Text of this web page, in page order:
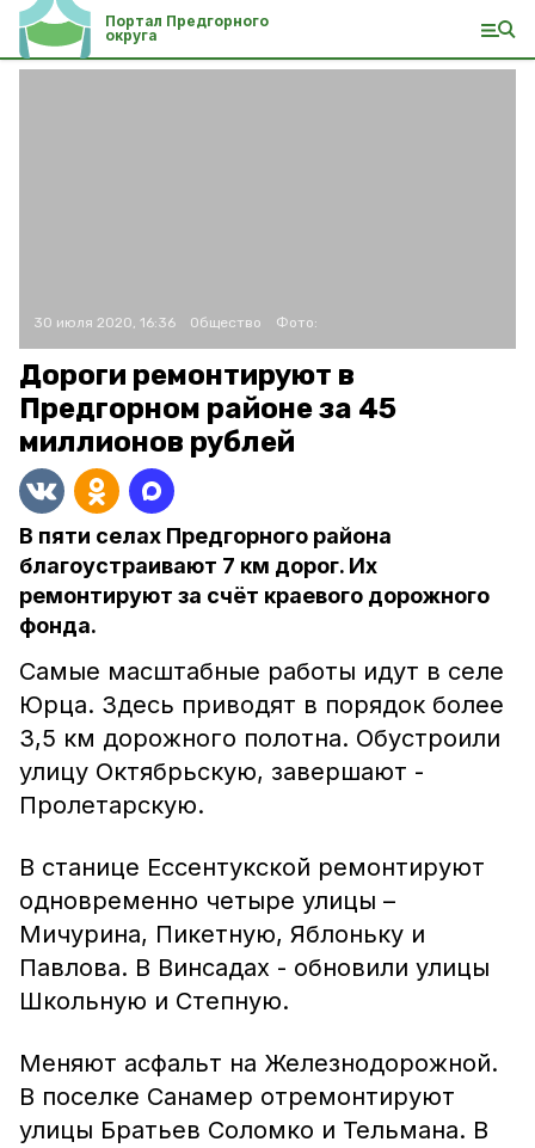
Портал Предгорного
округа
30 июля 2020, 16:36 Общество Фото:
Дороги ремонтируют в
Предгорном районе за 45
миллионов рублей
В пяти селах Предгорного района
благоустраивают 7 км дорог. Их
ремонтируют за счёт краевого дорожного
фонда.
Самые масштабные работы идут в селе
Юрца. Здесь приводят в порядок более
3,5 км дорожного полотна. Обустроили
улицу Октябрьскую, завершают -
Пролетарскую.
В станице Ессентукской ремонтируют
одновременно четыре улицы –
Мичурина, Пикетную, Яблоньку и
Павлова. В Винсадах - обновили улицы
Школьную и Степную.
Меняют асфальт на Железнодорожной.
В поселке Санамер отремонтируют
улицы Братьев Соломко и Тельмана. В